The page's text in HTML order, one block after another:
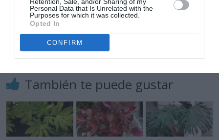
Personal Data that Is Unrelated with the
Purposes for which it was collected.
Opted In
CONFIRM
Polyanthum
Jazmín Sambac-Jazmín arabe
También te puede gustar